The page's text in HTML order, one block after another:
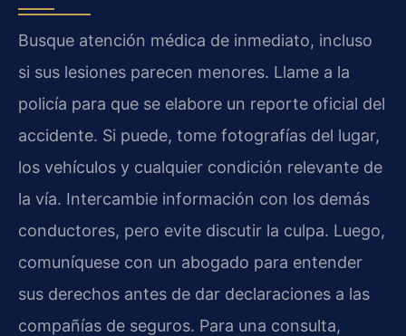
Busque atención médica de inmediato, incluso
si sus lesiones parecen menores. Llame a la
policía para que se elabore un reporte oficial del
accidente. Si puede, tome fotografías del lugar,
los vehículos y cualquier condición relevante de
la vía. Intercambie información con los demás
conductores, pero evite discutir la culpa. Luego,
comuníquese con un abogado para entender
sus derechos antes de dar declaraciones a las
compañías de seguros. Para una consulta,